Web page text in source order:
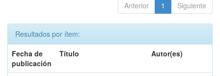
Anterior 1 Siguiente
Resultados por ítem:
Fecha de
publicación
Título Autor(es)